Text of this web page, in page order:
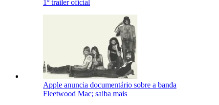
1º trailer oficial
Apple anuncia documentário sobre a banda
Fleetwood Mac; saiba mais